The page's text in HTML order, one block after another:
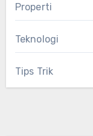
Properti
Teknologi
Tips Trik